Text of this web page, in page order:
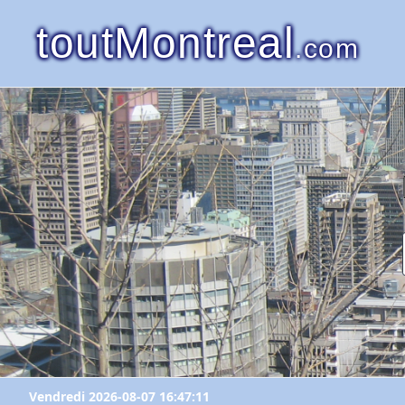
toutMontreal.com
Vendredi 2026-08-07 16:47:11